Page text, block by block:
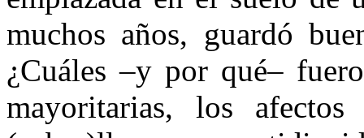
muchos años, guardó
¿Cuáles –y por qué–
mayoritarias, los